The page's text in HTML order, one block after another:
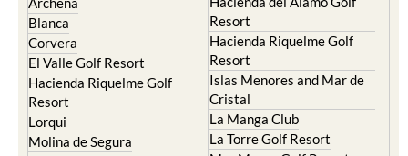
Yecla
Murcia Central
Abanilla
Abaran
Alcantarilla
Archena
Blanca
Urbanisations
Camposol
Condado de Alhama
El Valle Golf Resort
Hacienda del Alamo Golf
Resort